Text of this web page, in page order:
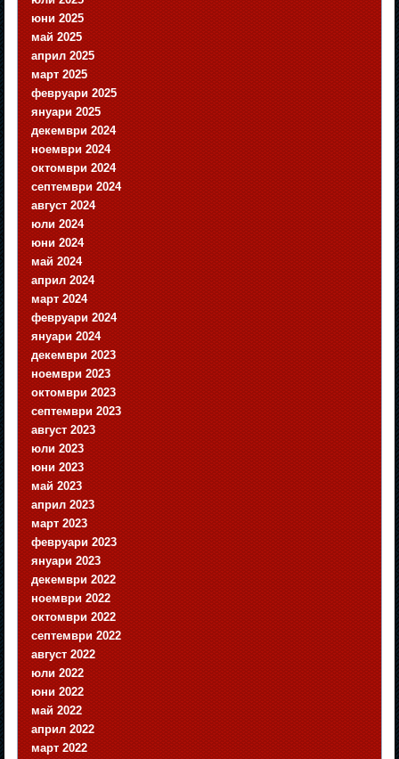
юни 2025
май 2025
април 2025
март 2025
февруари 2025
януари 2025
декември 2024
ноември 2024
октомври 2024
септември 2024
август 2024
юли 2024
юни 2024
май 2024
април 2024
март 2024
февруари 2024
януари 2024
декември 2023
ноември 2023
октомври 2023
септември 2023
август 2023
юли 2023
юни 2023
май 2023
април 2023
март 2023
февруари 2023
януари 2023
декември 2022
ноември 2022
октомври 2022
септември 2022
август 2022
юли 2022
юни 2022
май 2022
април 2022
март 2022